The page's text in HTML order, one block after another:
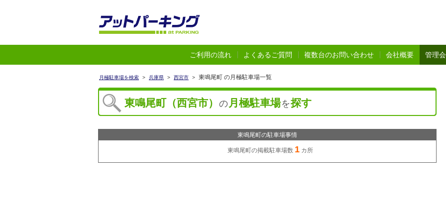
ご利用の流れ よくあるご質問 複数台のお問い合わせ 会社概要 管理
月極駐車場を検索 > 兵庫県 > 西宮市 > 東鳴尾町 の月極駐車場一覧
東鳴尾町（西宮市） の 月極駐車場を探す
東鳴尾町の駐車場事情
東鳴尾町の掲載駐車場数 1 カ所